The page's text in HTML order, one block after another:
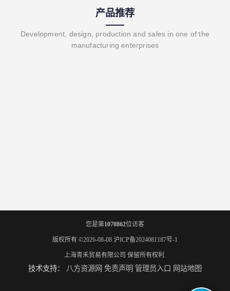
产品推荐
Development, design, production and sales in one of the
manufacturing enterprises
您是第1070862位访客
版权所有 ©2026-08-08 沪ICP备2024081187号-1
上海青禾贸易有限公司 保留所有权利.
技术支持： 八方资源网 免责声明 管理员入口 网站地图